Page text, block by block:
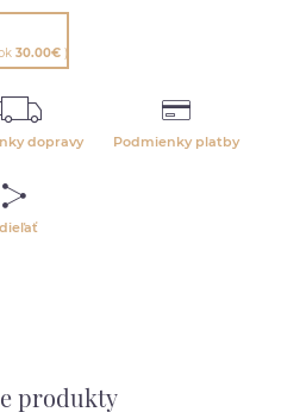
30.00€ )
dopravy Podmienky platby
produkty